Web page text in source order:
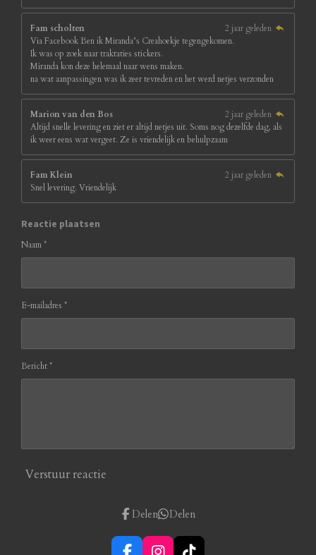
Fam scholten
2 jaar geleden
Via Facebook Ben ik Miranda’s Creahoekje tegengekomen.
Ik was op zoek naar traktaties stickers.
Miranda kon deze helemaal naar wens maken.
na wat aanpassingen was ik zeer tevreden en het werd netjes verzonden
Marion van den Bos
2 jaar geleden
Altijd snelle levering en ziet er altijd netjes uit. Soms nog dezelfde dag, als
ik weer eens wat vergeet. Ze is vriendelijk en behulpzaam
Fam Klein
2 jaar geleden
Snel levering. Vriendelijk
Reactie plaatsen
Naam *
E-mailadres *
Bericht *
Verstuur reactie
Delen Delen